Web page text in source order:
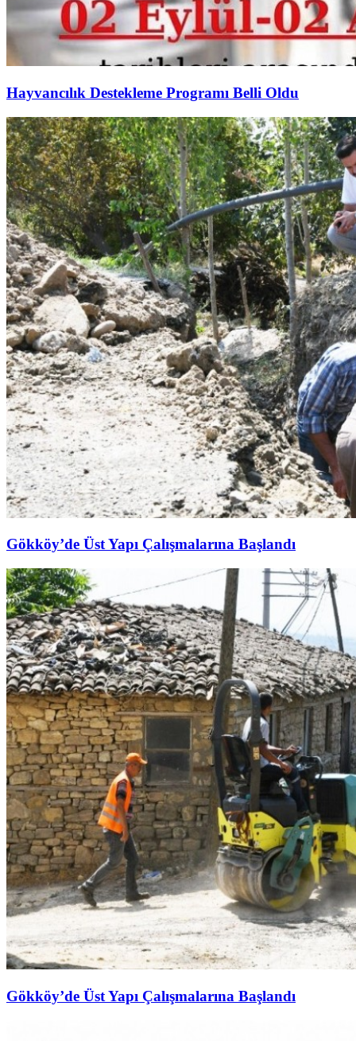
Hayvancılık Destekleme Programı Belli Oldu
Gökköy’de Üst Yapı Çalışmalarına Başlandı
Gökköy’de Üst Yapı Çalışmalarına Başlandı